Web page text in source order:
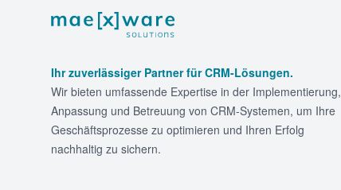
Ihr zuverlässiger Partner für CRM-Lösungen.
Wir bieten umfassende Expertise in der Implementierung,
Anpassung und Betreuung von CRM-Systemen, um Ihre
Geschäftsprozesse zu optimieren und Ihren Erfolg
nachhaltig zu sichern.